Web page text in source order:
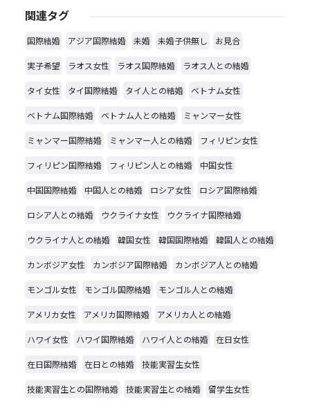
関連タグ
国際結婚 アジア国際結婚 未婚 未婚子供無し お見合
実子希望 ラオス女性 ラオス国際結婚 ラオス人との結婚
タイ女性 タイ国際結婚 タイ人との結婚 ベトナム女性
ベトナム国際結婚 ベトナム人との結婚 ミャンマー女性
ミャンマー国際結婚 ミャンマー人との結婚 フィリピン女性
フィリピン国際結婚 フィリピン人との結婚 中国女性
中国国際結婚 中国人との結婚 ロシア女性 ロシア国際結婚
ロシア人との結婚 ウクライナ女性 ウクライナ国際結婚
ウクライナ人との結婚 韓国女性 韓国国際結婚 韓国人との結婚
カンボジア女性 カンボジア国際結婚 カンボジア人との結婚
モンゴル女性 モンゴル国際結婚 モンゴル人との結婚
アメリカ女性 アメリカ国際結婚 アメリカ人との結婚
ハワイ女性 ハワイ国際結婚 ハワイ人との結婚 在日女性
在日国際結婚 在日との結婚 技能実習生女性
技能実習生との国際結婚 技能実習生との結婚 留学生女性